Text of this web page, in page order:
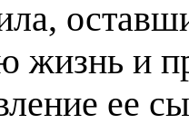
жизнь и
ее